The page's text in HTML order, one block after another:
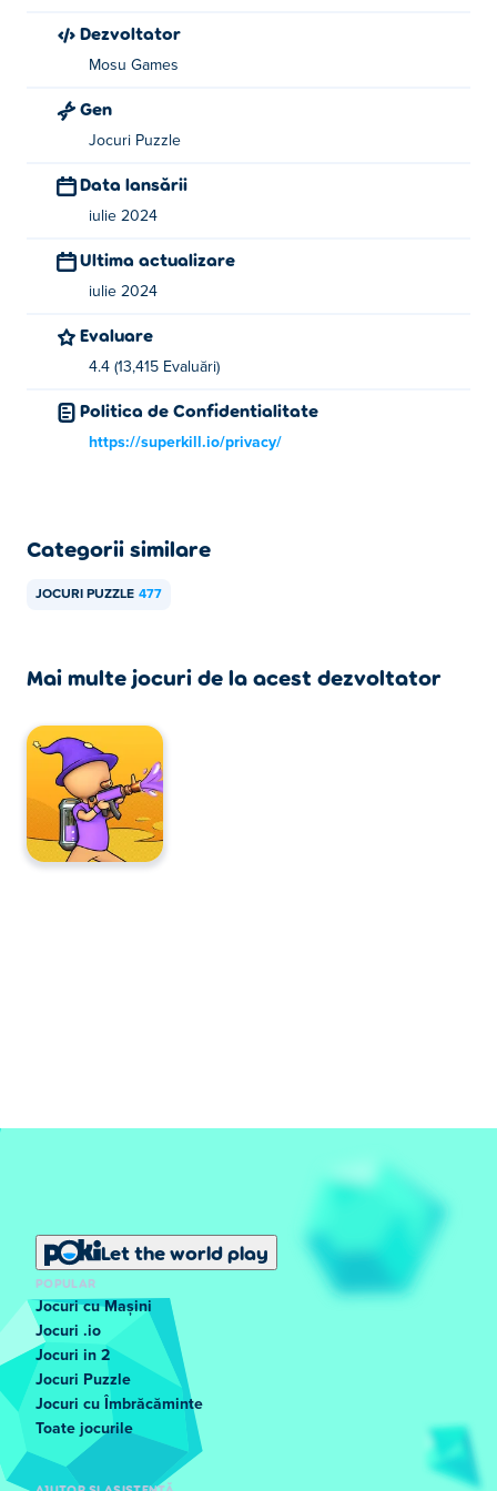
Cum pot juca Train Master gratuit?
Puteți juca Train Master gratuit pe Poki.
desktop?
mobile precum telefoane și tablete.
Dezvoltator
Mosu Games
Gen
Jocuri Puzzle
Data lansării
iulie 2024
Ultima actualizare
iulie 2024
Evaluare
4.4 (13,415 Evaluări)
Politica de Confidentialitate
https://superkill.io/privacy/
Categorii similare
JOCURI PUZZLE 477
Mai multe jocuri de la acest dezvoltator
Let the world play
POPULAR
Jocuri cu Mașini
Jocuri .io
Jocuri in 2
Jocuri Puzzle
Jocuri cu Îmbrăcăminte
Toate jocurile